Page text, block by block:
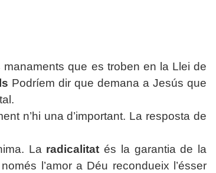
manaments que es troben en la Llei de
Podríem dir que demana a Jesús que
n’hi una d’important. La resposta de
La radicalitat és la garantia de la
l’amor a Déu recondueix l’ésser